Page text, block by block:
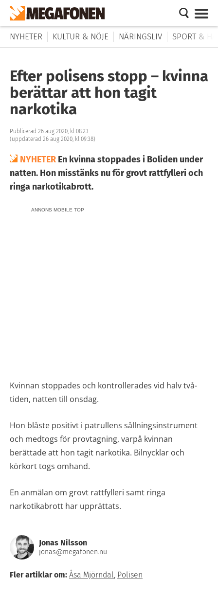
NYHETER KULTUR & NÖJE NÄRINGSLIV SPORT &
Efter polisens stopp – kvinna
berättar att hon tagit
narkotika
Publicerad 26 aug 2020, kl 08:23
(uppdaterad 26 aug 2020, kl 09:38)
NYHETER En kvinna stoppades i Boliden under
natten. Hon misstänks nu för grovt rattfylleri och
ringa narkotikabrott.
ANNONS MOBILE TOP
Kvinnan stoppades och kontrollerades vid halv två-
tiden, natten till onsdag.
Hon blåste positivt i patrullens sållningsinstrument
och medtogs för provtagning, varpå kvinnan
berättade att hon tagit narkotika. Bilnycklar och
körkort togs omhand.
En anmälan om grovt rattfylleri samt ringa
narkotikabrott har upprättats.
Jonas Nilsson
jonas@megafonen.nu
Fler artiklar om: Åsa Mjörndal, Polisen